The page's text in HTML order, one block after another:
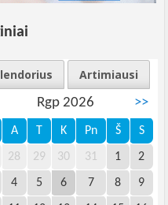
Artimiausi
Rgp 2026 >>
A T K Pn Š S
28 29 30 31 1 2
4 5 6 7 8 9